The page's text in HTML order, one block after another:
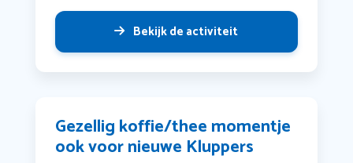
Bekijk de activiteit
Gezellig koffie/thee momentje
ook voor nieuwe Kluppers